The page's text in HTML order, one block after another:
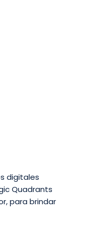
digitales
Quadrants
para brindar